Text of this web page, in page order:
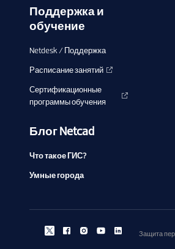
Поддержка и
обучение
Netdesk / Поддержка
Расписание занятий
Сертификационные
программы обучения
Блог Netcad
Что такое ГИС?
Умные города
Защита